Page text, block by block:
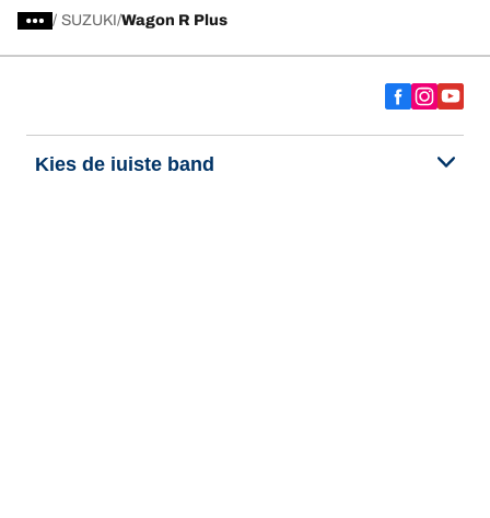
/ SUZUKI Wagon R Plus
Kies de juiste band